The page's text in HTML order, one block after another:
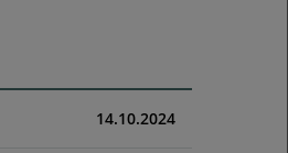
14.10.2024